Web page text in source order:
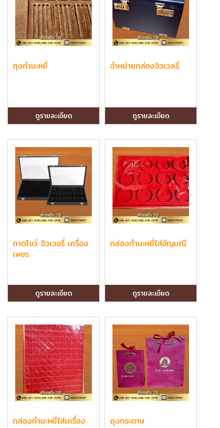
ถุงกำมะหยี่
ดูรายละเอียด
จำหน่ายกล่องจิวเวลรี่
ดูรายละเอียด
ถาดโชว์ จิวเวอรี่ เครื่อง
เพชร
ดูรายละเอียด
กล่องกำมะหยี่ใส่อัญมณี
ดูรายละเอียด
กล่องกำมะหยี่ใส่เครื่อง
ถุงกระดาษ